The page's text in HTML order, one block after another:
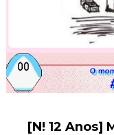
[N! 12 Anos]